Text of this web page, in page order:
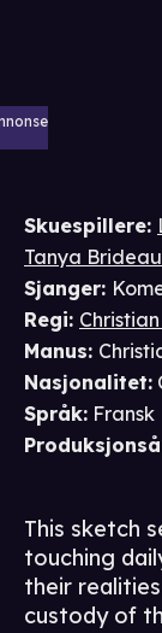
Skuespillere:
Tanya Brideau
Sjanger:
Regi:
Manus:
Nasjonalitet:
Språk: Fransk
This sketch
touching
their
custody of